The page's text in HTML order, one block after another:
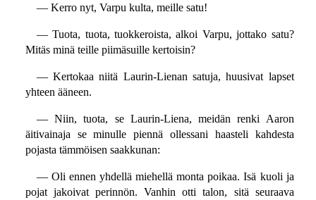
— Kerro nyt, Varpu kulta, meille satu!
— Tuota, tuota, tuokkeroista, alkoi Varpu, jottako satu?
Mitäs minä teille piimäsuille kertoisin?
— Kertokaa niitä Laurin-Lienan satuja, huusivat lapset
yhteen ääneen.
— Niin, tuota, se Laurin-Liena, meidän renki Aaron
äitivainaja se minulle piennä ollessani haasteli kahdesta
pojasta tämmöisen saakkunan:
— Oli ennen yhdellä miehellä monta poikaa. Isä kuoli ja
pojat jakoivat perinnön. Vanhin otti talon, sitä seuraava